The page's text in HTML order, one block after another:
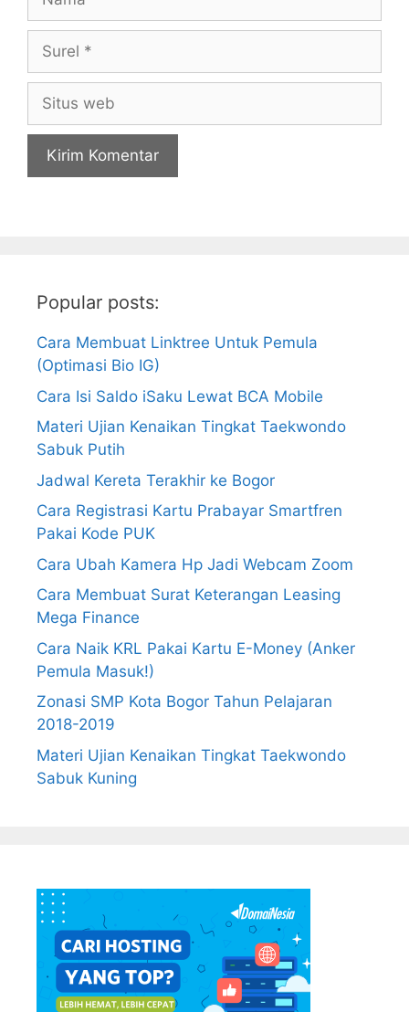
web
Popular posts:
Cara Membuat Linktree Untuk Pemula
(Optimasi Bio IG)
Cara Isi Saldo iSaku Lewat BCA Mobile
Materi Ujian Kenaikan Tingkat Taekwondo
Sabuk Putih
Jadwal Kereta Terakhir ke Bogor
Cara Registrasi Kartu Prabayar Smartfren
Pakai Kode PUK
Cara Ubah Kamera Hp Jadi Webcam Zoom
Cara Membuat Surat Keterangan Leasing
Mega Finance
Cara Naik KRL Pakai Kartu E-Money (Anker
Pemula Masuk!)
Zonasi SMP Kota Bogor Tahun Pelajaran
2018-2019
Materi Ujian Kenaikan Tingkat Taekwondo
Sabuk Kuning